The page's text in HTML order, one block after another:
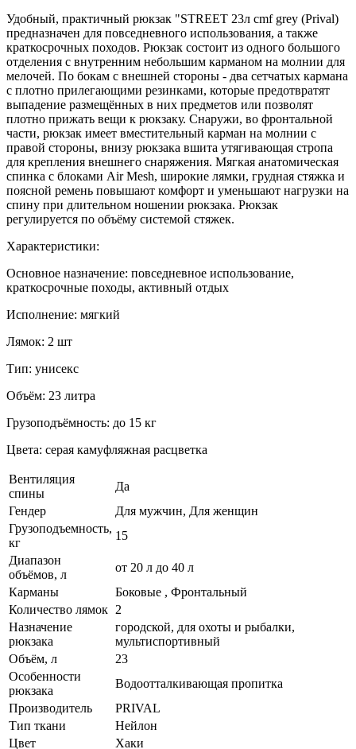
Удобный, практичный рюкзак "STREET 23л cmf grey (Prival)
предназначен для повседневного использования, а также
краткосрочных походов. Рюкзак состоит из одного большого
отделения с внутренним небольшим карманом на молнии для
мелочей. По бокам с внешней стороны - два сетчатых кармана
с плотно прилегающими резинками, которые предотвратят
выпадение размещённых в них предметов или позволят
плотно прижать вещи к рюкзаку. Снаружи, во фронтальной
части, рюкзак имеет вместительный карман на молнии с
правой стороны, внизу рюкзака вшита утягивающая стропа
для крепления внешнего снаряжения. Мягкая анатомическая
спинка с блоками Air Mesh, широкие лямки, грудная стяжка и
поясной ремень повышают комфорт и уменьшают нагрузки на
спину при длительном ношении рюкзака. Рюкзак
регулируется по объёму системой стяжек.
Характеристики:
Основное назначение: повседневное использование,
краткосрочные походы, активный отдых
Исполнение: мягкий
Лямок: 2 шт
Тип: унисекс
Объём: 23 литра
Грузоподъёмность: до 15 кг
Цвета: серая камуфляжная расцветка
Вентиляция
спины
Да
Гендер
Для мужчин, Для женщин
Грузоподъемность,
кг
15
Диапазон
объёмов, л
от 20 л до 40 л
Карманы
Боковые , Фронтальный
Количество лямок 2
Назначение
рюкзака
городской, для охоты и рыбалки,
мультиспортивный
Объём, л
23
Особенности
рюкзака
Водоотталкивающая пропитка
Производитель
PRIVAL
Тип ткани
Нейлон
Цвет
Хаки